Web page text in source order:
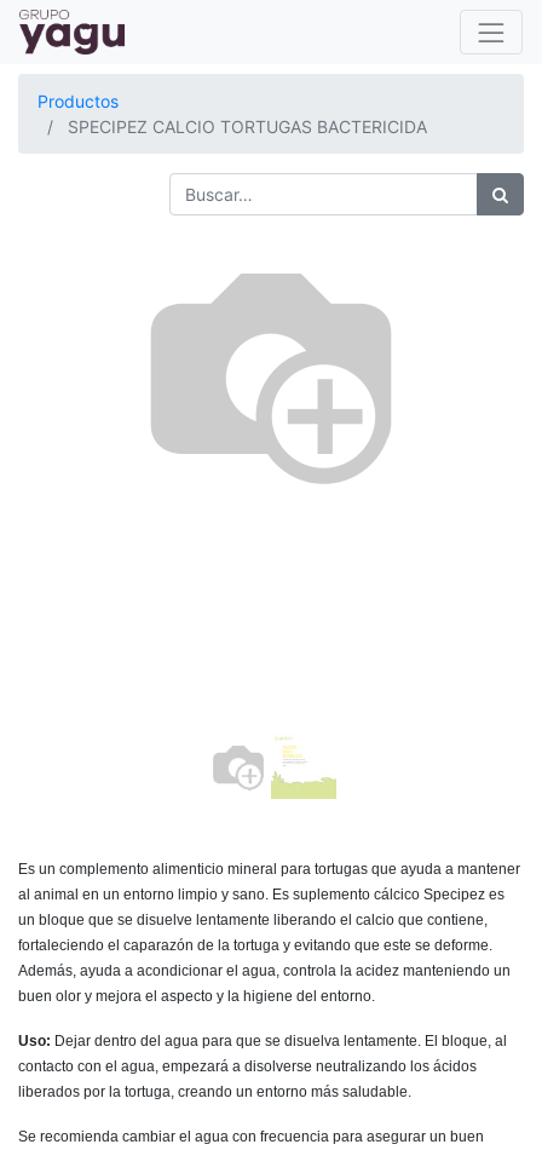
Productos
SPECIPEZ CALCIO TORTUGAS BACTERICIDA
Es un complemento alimenticio mineral para tortugas que ayuda a mantener
al animal en un entorno limpio y sano. Es suplemento cálcico Specipez es
un bloque que se disuelve lentamente liberando el calcio que contiene,
fortaleciendo el caparazón de la tortuga y evitando que este se deforme.
Además, ayuda a acondicionar el agua, controla la acidez manteniendo un
buen olor y mejora el aspecto y la higiene del entorno.
Uso: Dejar dentro del agua para que se disuelva lentamente. El bloque, al
contacto con el agua, empezará a disolverse neutralizando los ácidos
liberados por la tortuga, creando un entorno más saludable.
Se recomienda cambiar el agua con frecuencia para asegurar un buen